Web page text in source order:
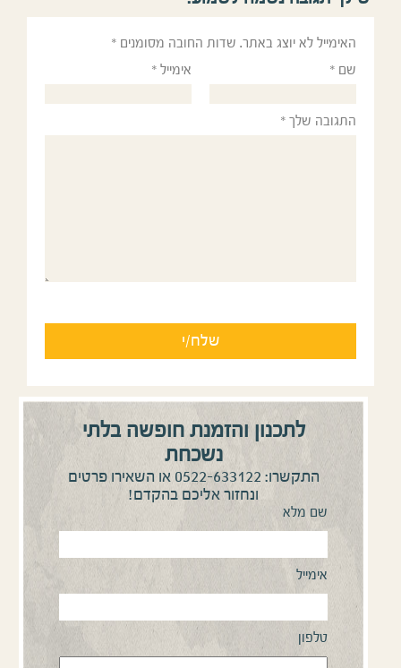
האימייל לא יוצג באתר. שדות החובה מסומנים *
שם * אימייל*
התגובה שלך *
לתכנון והזמנת חופשה בלתי
נשכחת
התקשרו: 0522-633122 או השאירו פרטים
ונחזור אליכם בהקדם!
שם מלא
אימייל
טלפון